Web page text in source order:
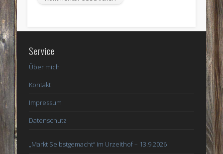
Service
Über mich
Kontakt
Impressum
Datenschutz
„Markt Selbstgemacht“ im Urzeithof – 13.9.2026